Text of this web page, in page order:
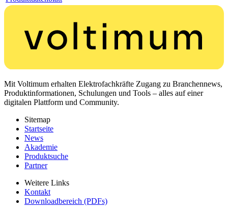
Mit Voltimum erhalten Elektrofachkräfte Zugang zu Branchennews,
Produktinformationen, Schulungen und Tools – alles auf einer
digitalen Plattform und Community.
Sitemap
Startseite
News
Akademie
Produktsuche
Partner
Weitere Links
Kontakt
Downloadbereich (PDFs)